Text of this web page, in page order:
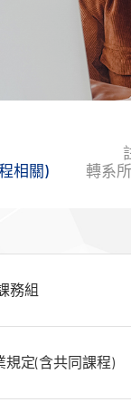
相關)
轉系
務組
規定(含共同課程)